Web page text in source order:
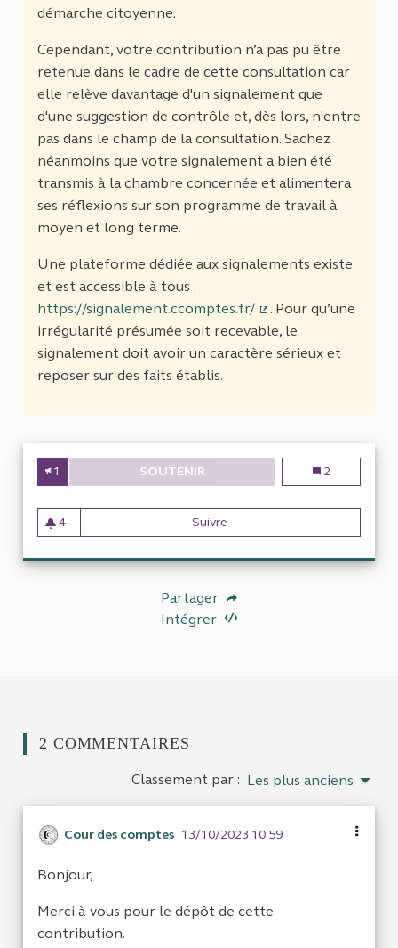
démarche citoyenne.
Cependant, votre contribution n’a pas pu être
retenue dans le cadre de cette consultation car
elle relève davantage d'un signalement que
d'une suggestion de contrôle et, dès lors, n'entre
pas dans le champ de la consultation. Sachez
néanmoins que votre signalement a bien été
transmis à la chambre concernée et alimentera
ses réflexions sur son programme de travail à
moyen et long terme.
Une plateforme dédiée aux signalements existe
et est accessible à tous :
https://signalement.ccomptes.fr/
(Lien externe)
. Pour qu’une
irrégularité présumée soit recevable, le
signalement doit avoir un caractère sérieux et
reposer sur des faits établis.
1 SOUTENIR DES MARCHÉS PUBLICS
Des marchés
2
4
4 abonnés
Suivre
Partager
Intégrer
2 COMMENTAIRES
Classement par : Les plus anciens
Cour des comptes 13/10/2023 10:59
Bonjour,
Merci à vous pour le dépôt de cette
contribution.